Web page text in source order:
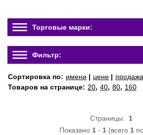
Торговые марки:
Фильтр:
Сортировка по: имени | цене |
Товаров на странице: 20, 40, 80, 160
Страницы: 1
Показано 1- 1(всего 1